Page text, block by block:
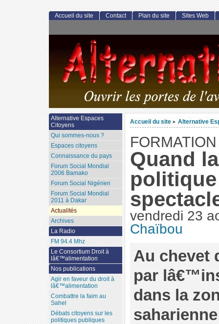
Accueil du site > Alternative
Quand
vendredi 23
Chaïbou
Au chevet
par
dans la
Accueil du site Contact Plan du site Sites Web
Alternative Espaces
Citoyens
Qui sommes-nous ?
Espaces citoyens
Connaissance du pays
Forum Social Mondial
2006 Bamako
Forum Social Nigérien
Forum Social Mondial
2011 à Dakar
Actualités
Archives
La Radio
FM 94.4 Mhz
Le Consortium Droit à
lâ€™alimentation
Nos publications
Agir en faveur du droit à
lâ€™alimentation
Combattre la faim au
Sahel
Débats citoyens sur les
politiques publiques